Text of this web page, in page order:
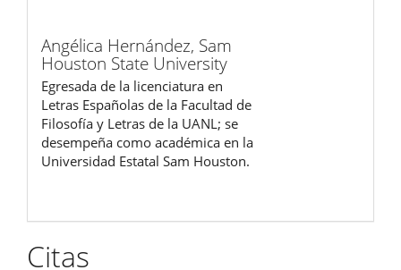
Angélica Hernández, Sam
Houston State University
Egresada de la licenciatura en
Letras Españolas de la Facultad de
Filosofía y Letras de la UANL; se
desempeña como académica en la
Universidad Estatal Sam Houston.
Citas